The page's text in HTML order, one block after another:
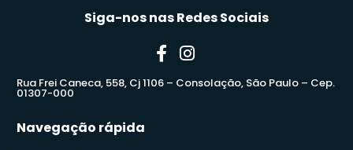
Siga-nos nas Redes Sociais
Rua Frei Caneca, 558, Cj 1106 – Consolação, São Paulo – Cep.
01307-000
Navegação rápida